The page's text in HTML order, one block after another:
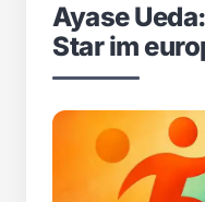
Ayase
Star im